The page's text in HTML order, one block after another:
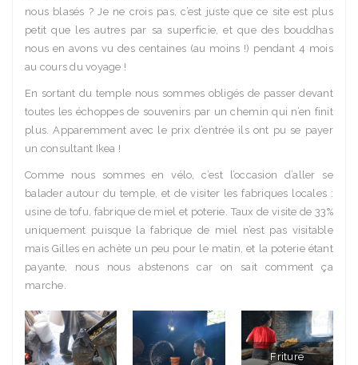
nous blasés ? Je ne crois pas, c’est juste que ce site est plus
petit que les autres par sa superficie, et que des bouddhas
nous en avons vu des centaines (au moins !) pendant 4 mois
au cours du voyage !
En sortant du temple nous sommes obligés de passer devant
toutes les échoppes de souvenirs par un chemin qui n’en finit
plus. Apparemment avec le prix d’entrée ils ont pu se payer
un consultant Ikea !
Comme nous sommes en vélo, c’est l’occasion d’aller se
balader autour du temple, et de visiter les fabriques locales :
usine de tofu, fabrique de miel et poterie. Taux de visite de 33%
uniquement puisque la fabrique de miel n’est pas visitable
mais Gilles en achète un peu pour le matin, et la poterie étant
payante, nous nous abstenons car on sait comment ça
marche.
Friture